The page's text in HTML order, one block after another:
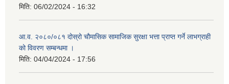
मिति: 06/02/2024 - 16:32
आ.व. २०८०/०८१ दोस्रो चौमासिक सामाजिक सुरक्षा भत्ता प्राप्त गर्ने लाभग्राही
को विवरण सम्बन्धमा ।
मिति: 04/04/2024 - 17:56